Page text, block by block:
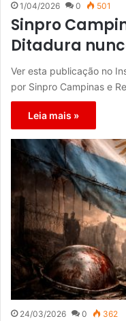
1/04/2026 0 501
Sinpro
Ditadura
Ver esta publicação no
por Sinpro Campinas e
Leia mais »
24/03/2026 0 362